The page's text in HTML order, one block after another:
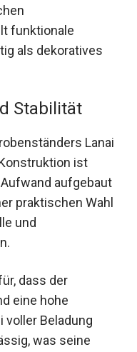
funktionale
als dekoratives
Stabilität
Lanai
ist
aufgebaut
praktischen Wahl
und
dass der
eine hohe
voller Beladung
was seine